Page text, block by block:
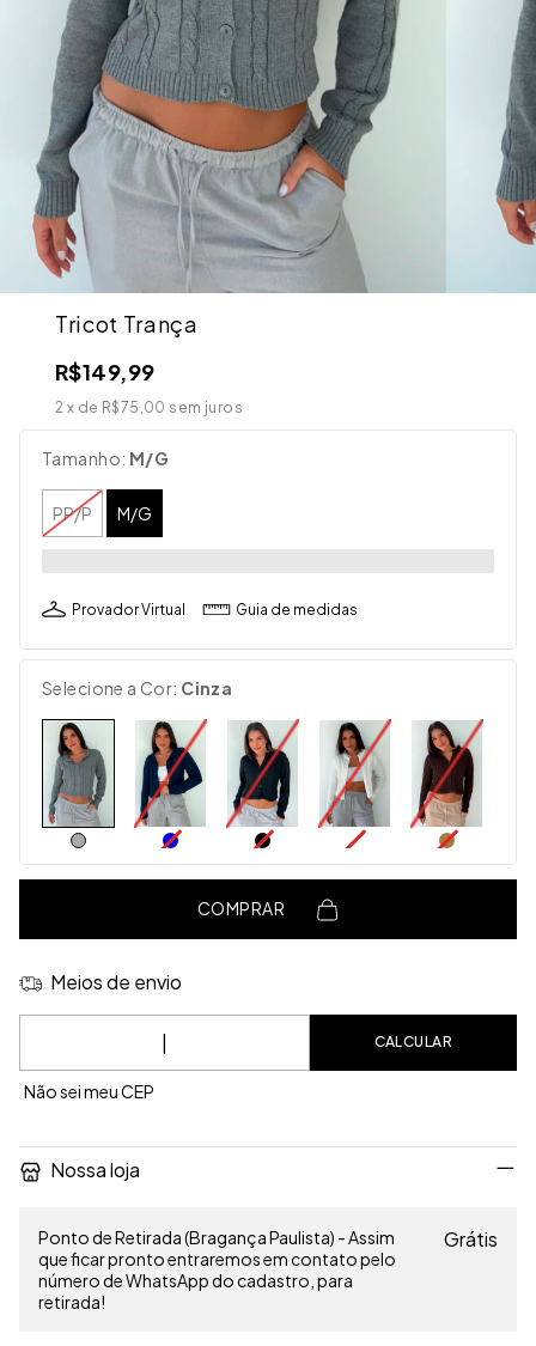
Tricot Trança
R$149,99
2 x de R$75,00 sem juros
Selecione a Cor: Cinza
Tamanho: M/G
PP/P M/G
Provador Virtual Guia de medidas
COMPRAR
Meios de envio
Entregas para o CEP:
CALCULAR
Não sei meu CEP
Nossa loja
Ponto de Retirada (Bragança Paulista) - Assim
que ficar pronto entraremos em contato pelo
número de WhatsApp do cadastro, para
retirada!
Grátis